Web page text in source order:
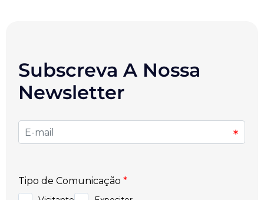
Subscreva A Nossa
Newsletter